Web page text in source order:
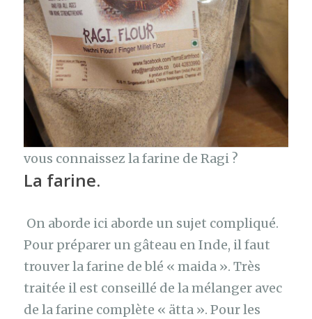
vous connaissez la farine de Ragi ?
La farine.
On aborde ici aborde un sujet compliqué.
Pour préparer un gâteau en Inde, il faut
trouver la farine de blé « maida ». Très
traitée il est conseillé de la mélanger avec
de la farine complète « ätta ». Pour les